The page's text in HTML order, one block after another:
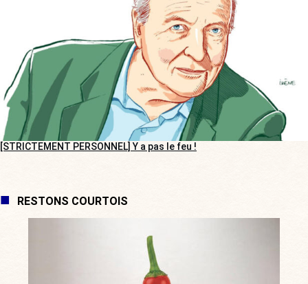
[STRICTEMENT PERSONNEL] Y a pas le feu !
RESTONS COURTOIS